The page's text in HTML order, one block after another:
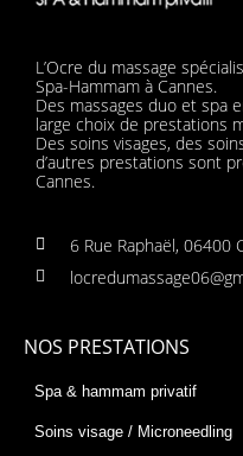
L’Ocre du massage
Spa-Hammam à Cannes.
Des massages duo et spa
large choix de prestations
Des soins visages, des
d’autres prestations sont
Cannes.
6 Rue Raphaël, 06400
NOS PRESTATIONS
Spa & hammam privatif
Soins visage / Microneedling